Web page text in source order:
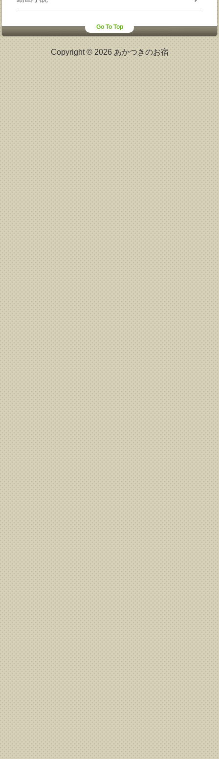
Go To Top
Copyright © 2026 あかつきのお宿